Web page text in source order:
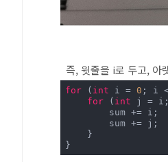
즉, 윗줄을 i로 두고, 아
for ( int i = 0
for ( int
        sum += i;
        sum += j;
    }
}